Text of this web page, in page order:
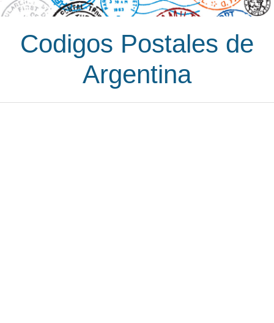
Codigos Postales de
Argentina